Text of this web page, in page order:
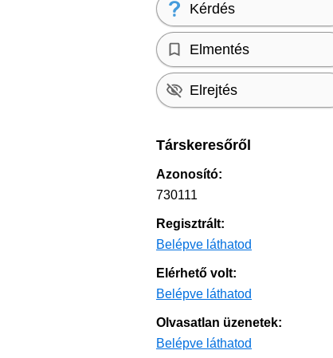
Kérdés
Elmentés
Elrejtés
Társkeresőről
Azonosító:
730111
Regisztrált:
Belépve láthatod
Elérhető volt:
Belépve láthatod
Olvasatlan üzenetek:
Belépve láthatod